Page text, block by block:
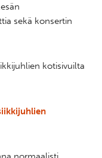
sekä konsertin
kotisivuilta